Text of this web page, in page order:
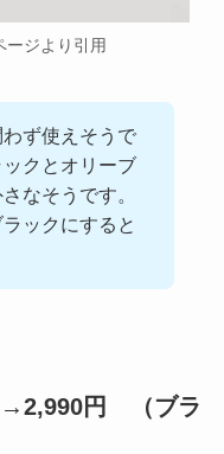
ージより引用
ず使えそうで
クとオリーブ
なそうです。
ックにすると
→2,990円
（ブラ